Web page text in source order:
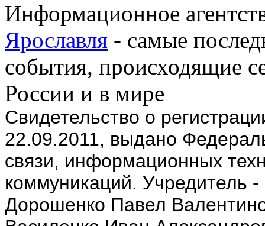
Информационное
Ярославля - самые
события, происходящие
России и в мире
Cвидетельство о
22.09.2011, выдано
связи, информационных
коммуникаций.
Дорошенко Павел